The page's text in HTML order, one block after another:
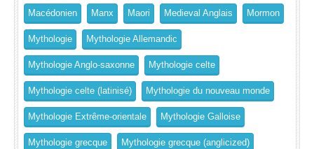
Macédonien Manx Maori Medieval Anglais Mormon
Mythologie Mythologie Allemandic
Mythologie Anglo-saxonne Mythologie celte
Mythologie celte (latinisé) Mythologie du nouveau monde
Mythologie Extrême-orientale Mythologie Galloise
Mythologie grecque Mythologie grecque (anglicized)